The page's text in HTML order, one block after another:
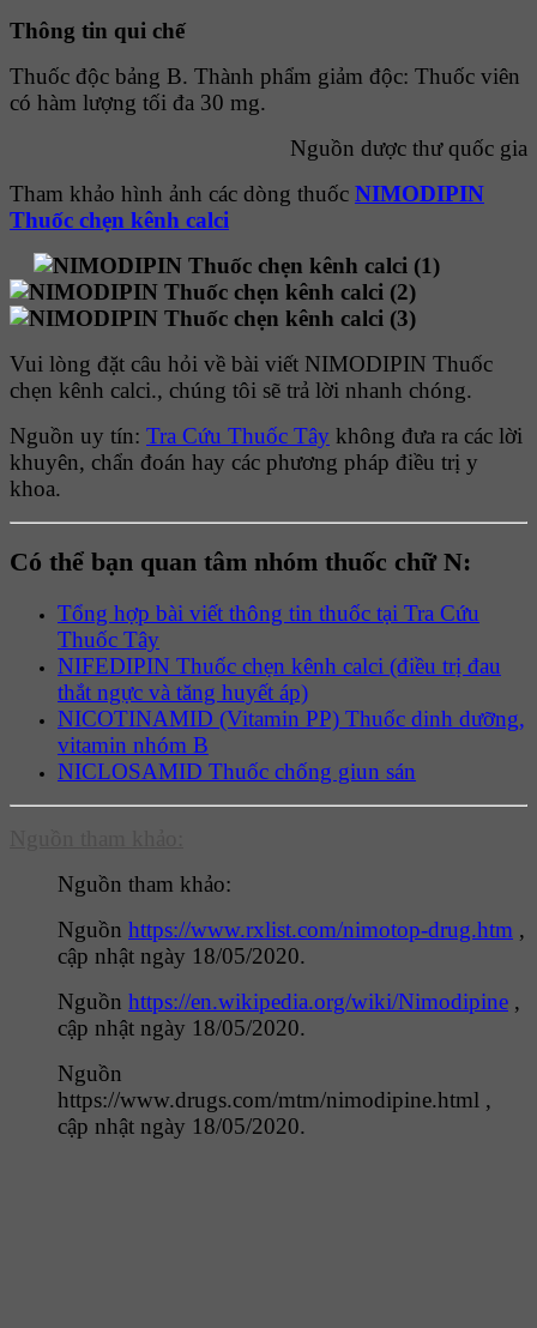
Thông tin qui chế
Thuốc độc bảng B. Thành phẩm giảm độc: Thuốc viên
có hàm lượng tối đa 30 mg.
Nguồn dược thư quốc gia
Tham khảo hình ảnh các dòng thuốc NIMODIPIN
Thuốc chẹn kênh calci
Vui lòng đặt câu hỏi về bài viết NIMODIPIN Thuốc
chẹn kênh calci., chúng tôi sẽ trả lời nhanh chóng.
Nguồn uy tín: Tra Cứu Thuốc Tây không đưa ra các lời
khuyên, chẩn đoán hay các phương pháp điều trị y
khoa.
Có thể bạn quan tâm nhóm thuốc chữ N:
Tổng hợp bài viết thông tin thuốc tại Tra Cứu
Thuốc Tây
NIFEDIPIN Thuốc chẹn kênh calci (điều trị đau
thắt ngực và tăng huyết áp)
NICOTINAMID (Vitamin PP) Thuốc dinh dưỡng,
vitamin nhóm B
NICLOSAMID Thuốc chống giun sán
Nguồn tham khảo:
Nguồn https://www.rxlist.com/nimotop-drug.htm ,
cập nhật ngày 18/05/2020.
Nguồn https://en.wikipedia.org/wiki/Nimodipine ,
cập nhật ngày 18/05/2020.
Nguồn
https://www.drugs.com/mtm/nimodipine.html ,
cập nhật ngày 18/05/2020.